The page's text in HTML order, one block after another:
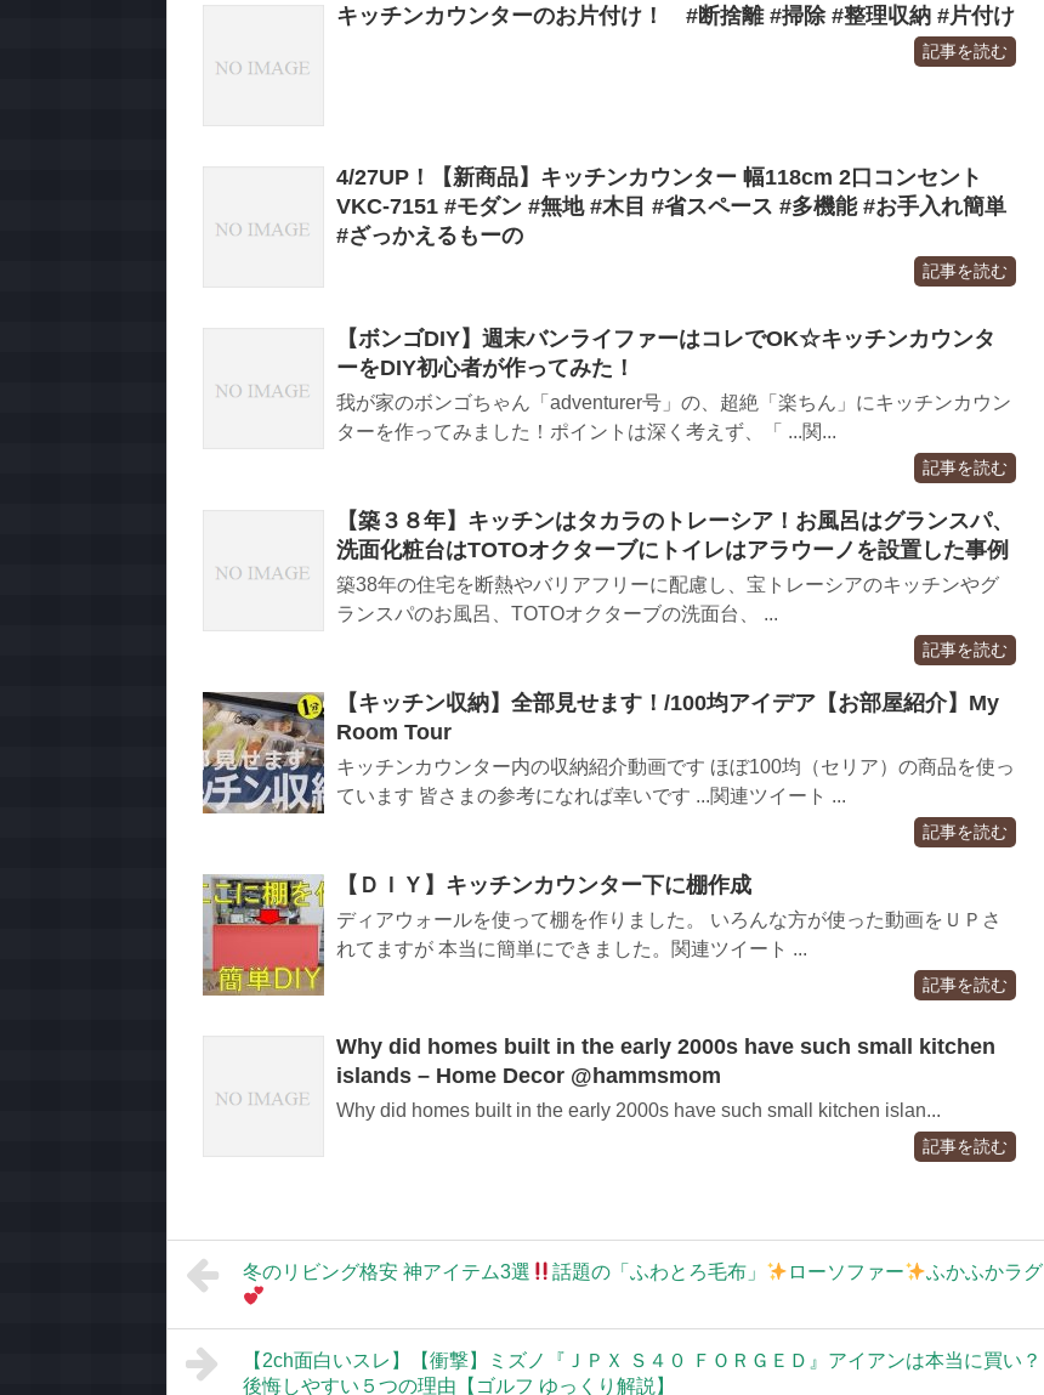
キッチンカウンターのお片付け！ #断捨離 #掃除 #整理収納 #片付け
記事を読む
4/27UP！【新商品】キッチンカウンター 幅118cm 2口コンセント
VKC-7151 #モダン #無地 #木目 #省スペース #多機能 #お手入れ簡単
#ざっかえるもーの
記事を読む
【ボンゴDIY】週末バンライファーはコレでOK☆キッチンカウンタ
ーをDIY初心者が作ってみた！
我が家のボンゴちゃん「adventurer号」の、超絶「楽ちん」にキッチンカウン
ターを作ってみました！ポイントは深く考えず、「 ...関...
記事を読む
【築３８年】キッチンはタカラのトレーシア！お風呂はグランスパ、
洗面化粧台はTOTOオクターブにトイレはアラウーノを設置した事例
築38年の住宅を断熱やバリアフリーに配慮し、宝トレーシアのキッチンやグ
ランスパのお風呂、TOTOオクターブの洗面台、 ...
記事を読む
【キッチン収納】全部見せます！/100均アイデア【お部屋紹介】My
Room Tour
キッチンカウンター内の収納紹介動画です ほぼ100均（セリア）の商品を使っ
ています 皆さまの参考になれば幸いです ...関連ツイート ...
記事を読む
【ＤＩＹ】キッチンカウンター下に棚作成
ディアウォールを使って棚を作りました。 いろんな方が使った動画をＵＰさ
れてますが 本当に簡単にできました。関連ツイート ...
記事を読む
Why did homes built in the early 2000s have such small kitchen
islands – Home Decor @hammsmom
Why did homes built in the early 2000s have such small kitchen islan...
記事を読む
冬のリビング格安 神アイテム3選 話題の「ふわとろ毛布」 ローソファー ふかふかラグ
【2ch面白いスレ】【衝撃】ミズノ『ＪＰＸ Ｓ４０ ＦＯＲＧＥＤ』アイアンは本当に買い？
後悔しやすい５つの理由【ゴルフ ゆっくり解説】